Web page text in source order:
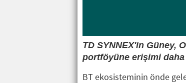
TD SYNNEX'in Güney,
portföyüne erişimi
BT ekosisteminin önde